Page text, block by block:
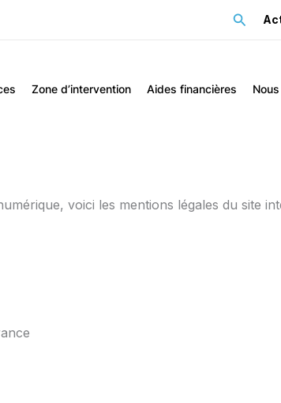
Zone d’intervention Aides financières
voici les mentions légales du site